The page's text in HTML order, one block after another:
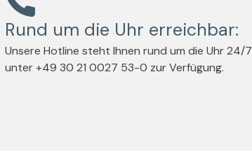
Rund um die Uhr erreichbar:
Unsere Hotline steht Ihnen rund um die Uhr 24/7
unter +49 30 21 0027 53-0 zur Verfügung.